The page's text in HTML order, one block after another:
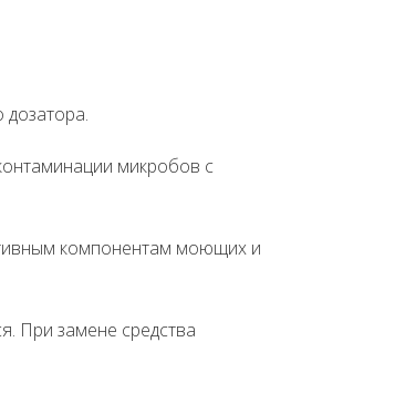
микробов с
компонентам моющих и
При замене средства